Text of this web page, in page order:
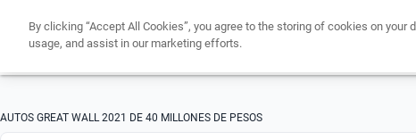
AUTOS GREAT WALL 2021 DE 40 MILLONES DE PESOS
Buscá por marca
By clicking “Accept All Cookies”, you agree to the storing of cookies on
usage, and assist in our marketing efforts.